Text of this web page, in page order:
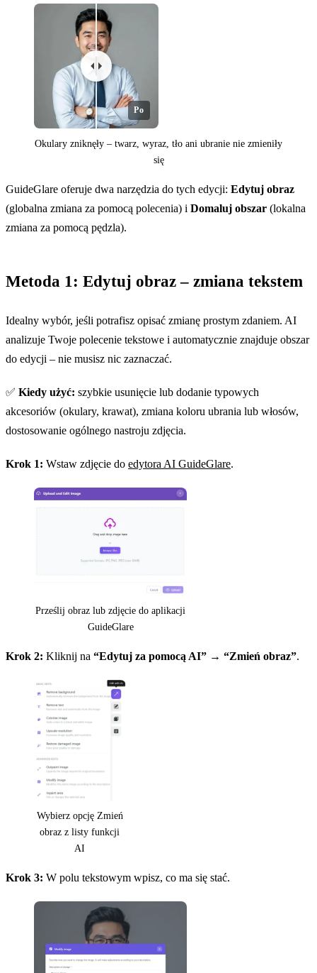
Przed
Po
Okulary zniknęły – twarz, wyraz, tło ani ubranie nie zmieniły
się
GuideGlare oferuje dwa narzędzia do tych edycji: Edytuj obraz
(globalna zmiana za pomocą polecenia) i Domaluj obszar (lokalna
zmiana za pomocą pędzla).
Metoda 1: Edytuj obraz – zmiana tekstem
Idealny wybór, jeśli potrafisz opisać zmianę prostym zdaniem. AI
analizuje Twoje polecenie tekstowe i automatycznie znajduje obszar
do edycji – nie musisz nic zaznaczać.
✅ Kiedy użyć: szybkie usunięcie lub dodanie typowych
akcesoriów (okulary, krawat), zmiana koloru ubrania lub włosów,
dostosowanie ogólnego nastroju zdjęcia.
Krok 1: Wstaw zdjęcie do edytora AI GuideGlare.
Prześlij obraz lub zdjęcie do aplikacji
GuideGlare
Krok 2: Kliknij na “Edytuj za pomocą AI” → “Zmień obraz”.
Wybierz opcję Zmień
obraz z listy funkcji
AI
Krok 3: W polu tekstowym wpisz, co ma się stać.